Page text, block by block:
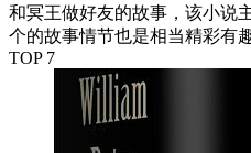
和冥王做好友的故事，该小说
个的故事情节也是相当精彩有趣
TOP 7